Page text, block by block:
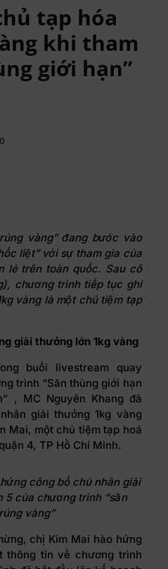
tạp hóa
khi tham
giới hạn”
vàng” đang bước vào
liệt” với sự tham gia của
lẻ trên toàn quốc. Sau cô
chương trình tiếp tục ghi
vàng là một chủ tiệm tạp
giải thưởng lớn 1kg vàng
buổi livestream quay
trình “Săn thùng giới hạn
, MC Nguyên Khang đã
giải thưởng 1kg vàng
Mai, một chủ tiệm tạp hoá
4, TP Hồ Chí Minh.
công bố chủ nhân giải
5 của chương trình “săn
vàng”
chị Kim Mai hào hứng
thông tin về chương trình